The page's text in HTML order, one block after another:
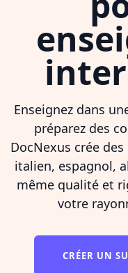
Enseignez dans
préparez des
DocNexus crée
italien, espagnol,
même qualité et
votre
CRÉER UN